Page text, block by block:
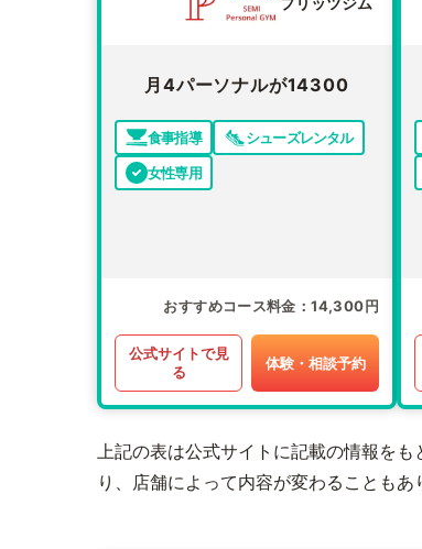
月4パーソナルが14300
食事指導
シューズレンタル
女性専用
おすすめコース料金 14,300円
公式サイトで見
る
体験・相談予約
上記の表は公式サイトに記載の情報を
り、店舗によって内容が変わることもあ